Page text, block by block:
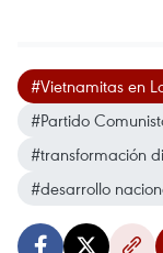
#Vietnamitas en
#Partido
#transformación
#desarrollo